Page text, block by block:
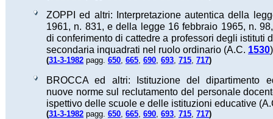
ZOPPI ed altri: Interpretazione autentica della
1961, n. 831, e della legge 16 febbraio 1965, n.
di conferimento di cattedre a professori degli istituti
secondaria inquadrati nel ruolo ordinario (A.C. 1530
(31-3-1982 pagg. 650, 665, 690, 693, 715, 717)
BROCCA ed altri: Istituzione del dipartimento
nuove norme sul reclutamento del personale
ispettivo delle scuole e delle istituzioni educative
(31-3-1982 pagg. 650, 665, 690, 693, 715, 717)